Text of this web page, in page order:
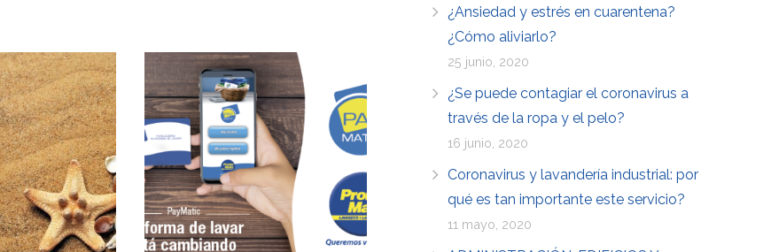
¿Ansiedad y estrés en cuarentena?
¿Cómo aliviarlo?
25 junio, 2020
¿Se puede contagiar el coronavirus a
través de la ropa y el pelo?
16 junio, 2020
Coronavirus y lavandería industrial: por
qué es tan importante este servicio?
11 mayo, 2020